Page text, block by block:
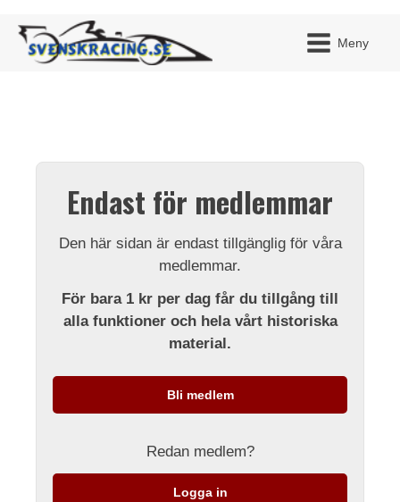
Meny
Endast för medlemmar
Den här sidan är endast tillgänglig för våra
medlemmar.
För bara 1 kr per dag får du tillgång till
alla funktioner och hela vårt historiska
material.
Bli medlem
Redan medlem?
Logga in